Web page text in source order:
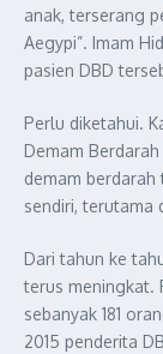
anak, terserang
Aegypi”. Imam
pasien DBD
Perlu diketahui.
Demam
demam
sendiri, terutama
Dari tahun ke
terus meningkat.
sebanyak 181
2015 penderita